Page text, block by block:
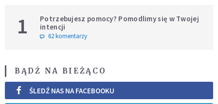
1
Potrzebujesz pomocy? Pomodlimy się w Twojej
intencji
62 komentarzy
BĄDŹ NA BIEŻĄCO
ŚLEDŹ NAS NA FACEBOOKU